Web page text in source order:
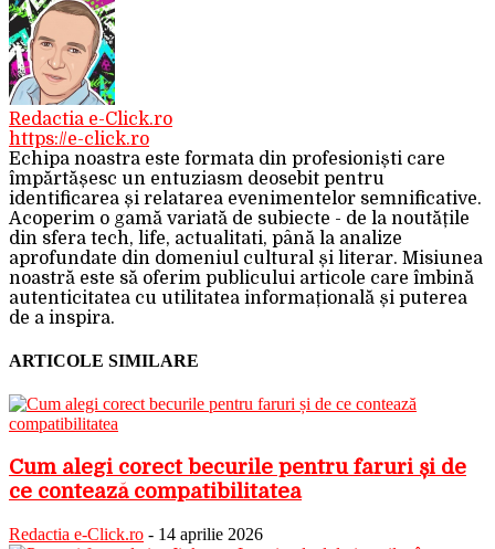
Redactia e-Click.ro
https://e-click.ro
Echipa noastra este formata din profesioniști care
împărtășesc un entuziasm deosebit pentru
identificarea și relatarea evenimentelor semnificative.
Acoperim o gamă variată de subiecte - de la noutățile
din sfera tech, life, actualitati, până la analize
aprofundate din domeniul cultural și literar. Misiunea
noastră este să oferim publicului articole care îmbină
autenticitatea cu utilitatea informațională și puterea
de a inspira.
ARTICOLE SIMILARE
Cum alegi corect becurile pentru faruri și de
ce contează compatibilitatea
Redactia e-Click.ro - 14 aprilie 2026